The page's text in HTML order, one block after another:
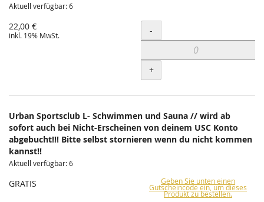
Aktuell verfügbar: 6
22,00 €
inkl. 19% MwSt. Menge
-
+
Urban Sportsclub L- Schwimmen und Sauna // wird ab
sofort auch bei Nicht-Erscheinen von deinem USC Konto
abgebucht!!! Bitte selbst stornieren wenn du nicht kommen
kannst!!
Aktuell verfügbar: 6
GRATIS Geben Sie unten einen
Gutscheincode ein, um dieses
Produkt zu bestellen.